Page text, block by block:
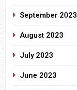
September 2023
August 2023
July 2023
June 2023